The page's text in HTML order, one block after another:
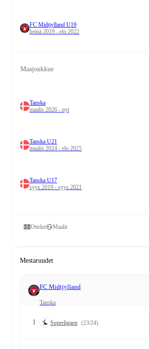
FC Midtjylland U19
heinä 2019 - elo 2022
Maajoukkue
Tanska
maalis 2026 - nyt
Tanska U21
maalis 2024 - elo 2025
Tanska U17
syys 2019 - syys 2021
Ottelut Maalit
Mestaruudet
FC Midtjylland
Tanska
1 Superligaen (23/24)